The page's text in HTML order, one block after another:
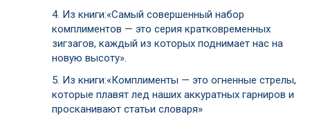
4. Из книги:«Самый совершенный набор
комплиментов — это серия кратковременных
зигзагов, каждый из которых поднимает нас на
новую высоту».
5. Из книги:«Комплименты — это огненные стрелы,
которые плавят лед наших аккуратных гарниров и
просканивают статьи словаря»